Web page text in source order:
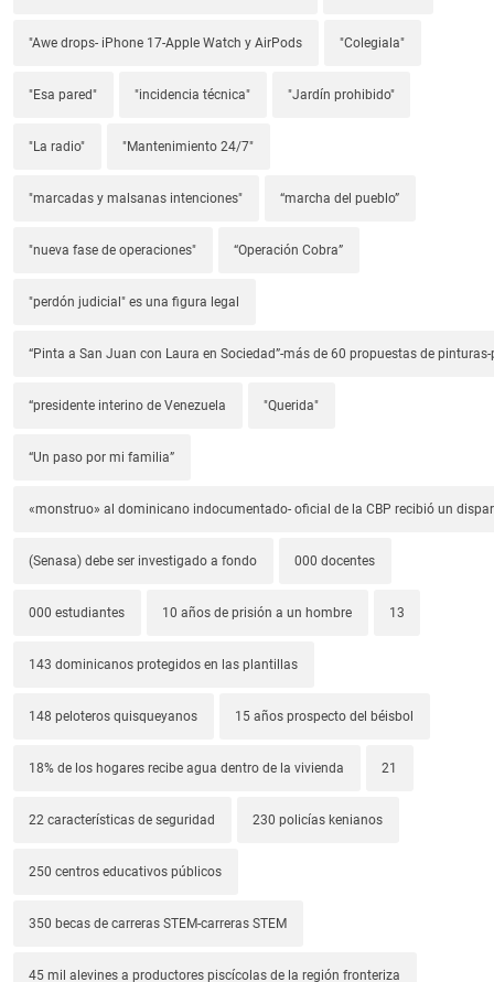
"Awe drops- iPhone 17-Apple Watch y AirPods "Colegiala"
"Esa pared" "incidencia técnica" "Jardín prohibido"
"La radio" "Mantenimiento 24/7"
"marcadas y malsanas intenciones" “marcha del pueblo”
"nueva fase de operaciones" “Operación Cobra”
"perdón judicial" es una figura legal
“Pinta a San Juan con Laura en Sociedad”-más de 60 propuestas de
“presidente interino de Venezuela "Querida"
“Un paso por mi familia”
«monstruo» al dominicano indocumentado- oficial de la CBP recibió un
(Senasa) debe ser investigado a fondo 000 docentes
000 estudiantes 10 años de prisión a un hombre 13
143 dominicanos protegidos en las plantillas
148 peloteros quisqueyanos 15 años prospecto del béisbol
18% de los hogares recibe agua dentro de la vivienda 21
22 características de seguridad 230 policías kenianos
250 centros educativos públicos
350 becas de carreras STEM-carreras STEM
45 mil alevines a productores piscícolas de la región fronteriza